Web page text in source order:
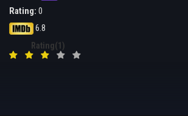
Rating: 0
6.8
Rating(1)